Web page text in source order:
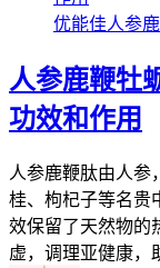
优能佳人参
人参鹿鞭牡
功效和作用
人参鹿鞭肽由人参
桂、枸杞子等名贵
效保留了天然物的
虚，调理亚健康，